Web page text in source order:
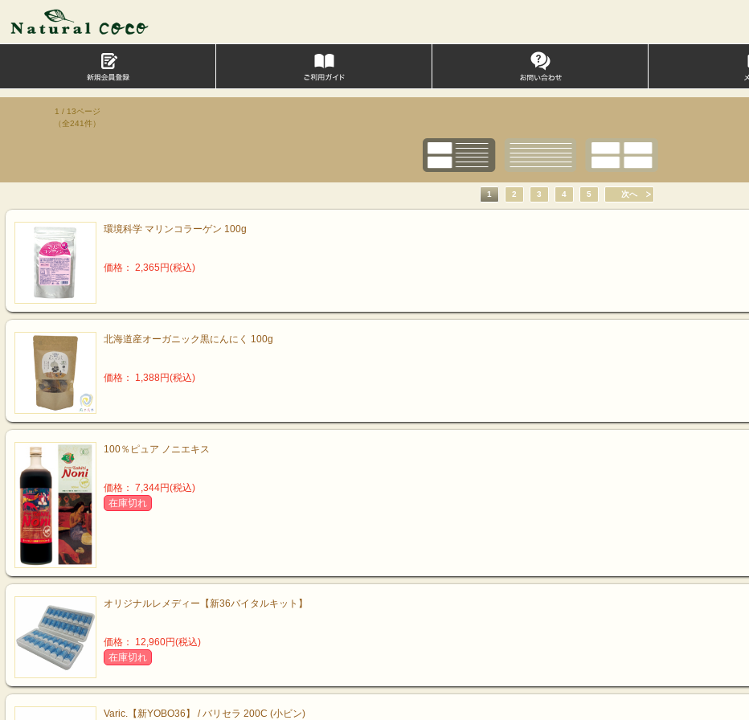
1 / 13ページ
（全241件）
1 2 3 4 5 次へ
環境科学 マリンコラーゲン 100g
価格： 2,365円(税込)
北海道産オーガニック黒にんにく 100g
価格： 1,388円(税込)
100％ピュア ノニエキス
価格： 7,344円(税込)
在庫切れ
オリジナルレメディー【新36バイタルキット】
価格： 12,960円(税込)
在庫切れ
Varic.【新YOBO36】 / バリセラ 200C (小ビン)